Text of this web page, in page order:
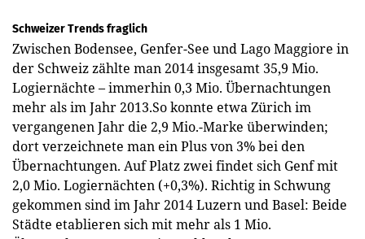
Schweizer Trends fraglich
Zwischen Bodensee, Genfer-See und Lago Maggiore in
der Schweiz zählte man 2014 insgesamt 35,9 Mio.
Logiernächte – immerhin 0,3 Mio. Übernachtungen
mehr als im Jahr 2013.So konnte etwa Zürich im
vergangenen Jahr die 2,9 Mio.-Marke überwinden;
dort verzeichnete man ein Plus von 3% bei den
Übernachtungen. Auf Platz zwei findet sich Genf mit
2,0 Mio. Logiernächten (+0,3%). Richtig in Schwung
gekommen sind im Jahr 2014 Luzern und Basel: Beide
Städte etablieren sich mit mehr als 1 Mio.